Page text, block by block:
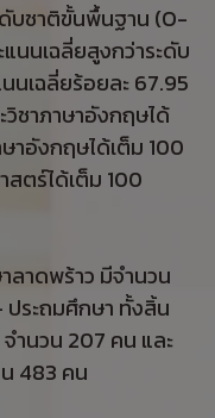
บชาติขั้นพื้นฐาน (O-
นนเฉลี่ยสูงกว่าระดับ
นเฉลี่ยร้อยละ 67.95
ชาภาษาอังกฤษได้
าอังกฤษได้เต็ม 100
ตร์ได้เต็ม 100
ลาดพร้าว มีจำนวน
ระถมศึกษา ทั้งสิ้น
ำนวน 207 คน และ
483 คน